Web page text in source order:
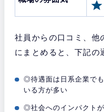
社員からの口コミ、他
にまとめると、下記の
◎待遇面は日系企業で
いる方が多い
◎社会へのインパクト